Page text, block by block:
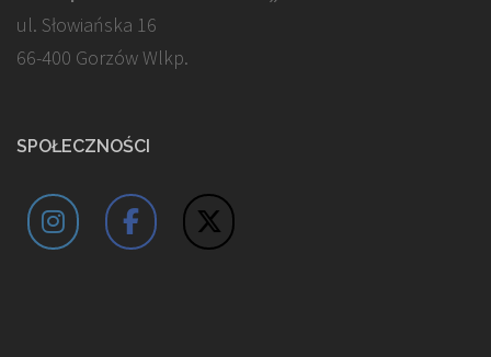
ul. Słowiańska 16
66-400 Gorzów Wlkp.
SPOŁECZNOŚCI